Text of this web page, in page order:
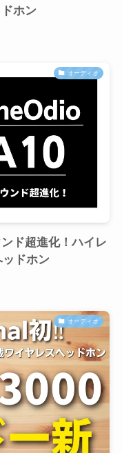
ホン
オーディオ
ド超進化！ハイレ
ドホン
オーディオ